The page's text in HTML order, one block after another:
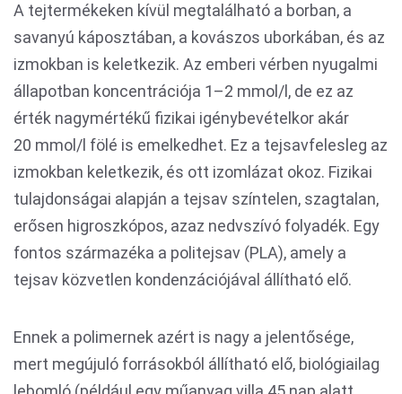
A tejtermékeken kívül megtalálható a borban, a
savanyú káposztában, a kovászos uborkában, és az
izmokban is keletkezik. Az emberi vérben nyugalmi
állapotban koncentrációja 1–2 mmol/l, de ez az
érték nagymértékű fizikai igénybevételkor akár
20 mmol/l fölé is emelkedhet. Ez a tejsavfelesleg az
izmokban keletkezik, és ott izomlázat okoz. Fizikai
tulajdonságai alapján a tejsav színtelen, szagtalan,
erősen higroszkópos, azaz nedvszívó folyadék. Egy
fontos származéka a politejsav (PLA), amely a
tejsav közvetlen kondenzációjával állítható elő.
Ennek a polimernek azért is nagy a jelentősége,
mert megújuló forrásokból állítható elő, biológiailag